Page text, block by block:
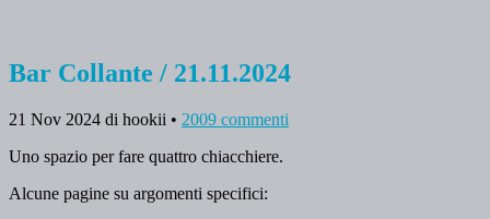
Bar Collante / 21.11.2024
21 Nov 2024 di hookii • 2009 commenti
Uno spazio per fare quattro chiacchiere.
Alcune pagine su argomenti specifici: